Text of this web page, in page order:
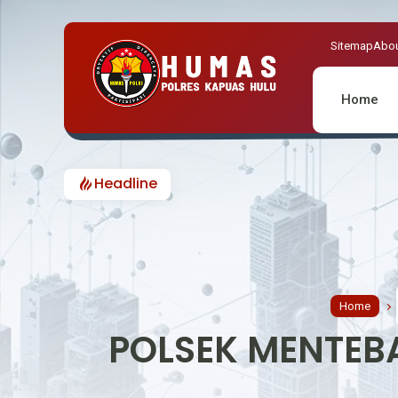
Sitemap
Home
Headline
Home
POLSEK